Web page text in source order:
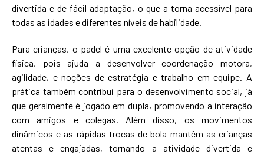
divertida e de fácil adaptação, o que a torna acessível para
todas as idades e diferentes níveis de habilidade.
Para crianças, o padel é uma excelente opção de atividade
física, pois ajuda a desenvolver coordenação motora,
agilidade, e noções de estratégia e trabalho em equipe. A
prática também contribui para o desenvolvimento social, já
que geralmente é jogado em dupla, promovendo a interação
com amigos e colegas. Além disso, os movimentos
dinâmicos e as rápidas trocas de bola mantêm as crianças
atentas e engajadas, tornando a atividade divertida e